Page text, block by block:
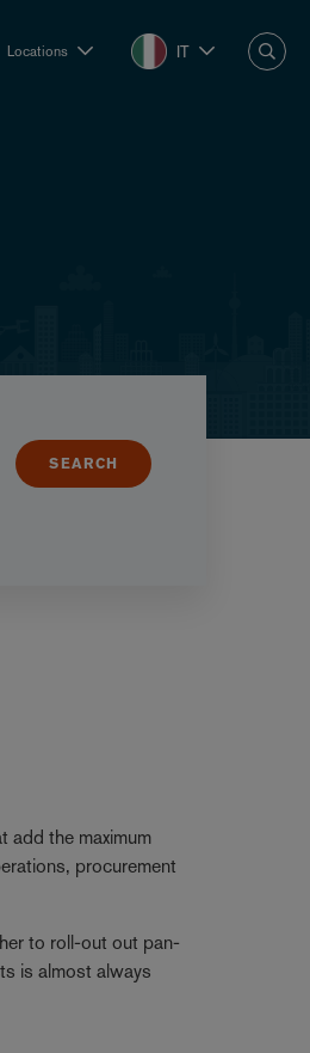
Locations IT
add the maximum
procurement
to roll-out out pan-
is almost always